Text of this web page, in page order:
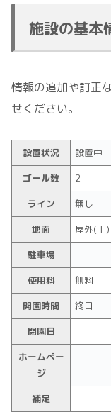
施設の基本
情報の追加や訂正
せください。
設置状況
設置中
ゴール数
2
ライン
無し
地面
屋外(土)
駐車場
使用料
無料
開園時間
終日
閉園日
ホームペー
ジ
補足